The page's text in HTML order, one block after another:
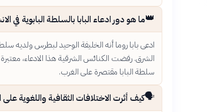
👑ما هو دور ادعاء البابا بالسلطة البابوية في
ادعى بابا روما أنه الخليفة الوحيد لبطرس ولديه
الشرق. رفضت الكنائس الشرقية هذا الادعاء،
سلطة البابا مقتصرة على الغرب.
🗣️كيف أثرت الاختلافات الثقافية واللغوية